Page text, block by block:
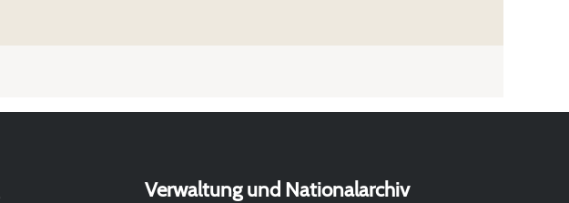
Verwaltung und Nationalarchiv